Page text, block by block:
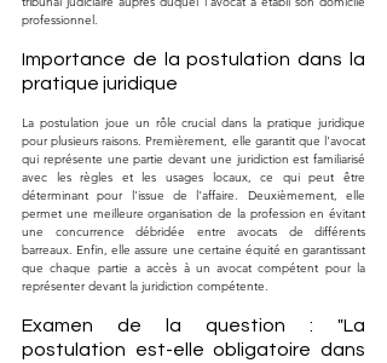
professionnel.
Importance de la postulation dans la
pratique juridique
La postulation joue un rôle crucial dans la pratique juridique
pour plusieurs raisons. Premièrement, elle garantit que l'avocat
qui représente une partie devant une juridiction est familiarisé
avec les règles et les usages locaux, ce qui peut être
déterminant pour l'issue de l'affaire. Deuxièmement, elle
permet une meilleure organisation de la profession en évitant
une concurrence débridée entre avocats de différents
barreaux. Enfin, elle assure une certaine équité en garantissant
que chaque partie a accès à un avocat compétent pour la
représenter devant la juridiction compétente.
Examen de la question : "La
postulation est-elle obligatoire dans